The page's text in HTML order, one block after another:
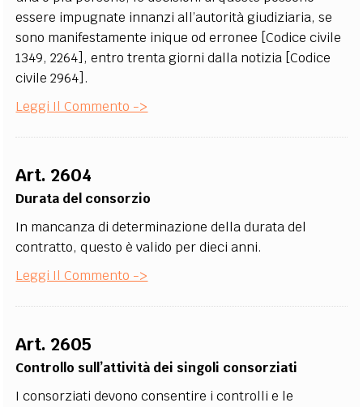
essere impugnate innanzi all’autorità giudiziaria, se
sono manifestamente inique od erronee [Codice civile
1349, 2264], entro trenta giorni dalla notizia [Codice
civile 2964].
Leggi Il Commento ->
Art. 2604
Durata del consorzio
In mancanza di determinazione della durata del
contratto, questo è valido per dieci anni.
Leggi Il Commento ->
Art. 2605
Controllo sull’attività dei singoli consorziati
I consorziati devono consentire i controlli e le